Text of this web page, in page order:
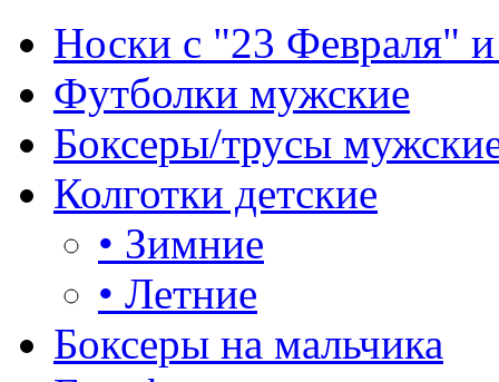
Носки с "23 Февраля"
Футболки мужские
Боксеры/трусы
Колготки детские
• Зимние
• Летние
Боксеры на мальчика